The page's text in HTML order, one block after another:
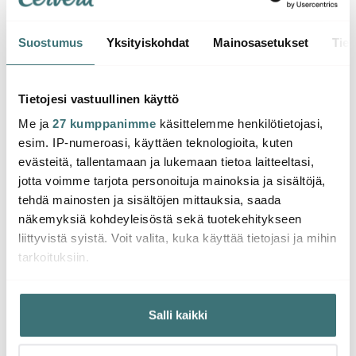
Suostumus Yksityiskohdat Mainosasetukset
Tietojesi vastuullinen käyttö
Me ja 27 kumppanimme käsittelemme henkilötietojasi,
esim. IP-numeroasi, käyttäen teknologioita, kuten
evästeitä, tallentamaan ja lukemaan tietoa laitteeltasi,
jotta voimme tarjota personoituja mainoksia ja sisältöjä,
tehdä mainosten ja sisältöjen mittauksia, saada
näkemyksiä kohdeyleisöstä sekä tuotekehitykseen
liittyvistä syistä. Voit valita, kuka käyttää tietojasi ja mihin
tarkoituksiin.
Jos sallit, haluamme myös tehdä seuraavia:
Kerätä tietoja maantieteellisestä sijainnistasi,
mahdollisesti muutaman metrin tarkkuudella
Salli kaikki
Classic Leikkuulauta
19.25 € 35.00 €
Saatavilla
Global Veitsisetti 5 osaa
445.50 € 636.50 €
Saatavilla
Saatat pitää myös näistä